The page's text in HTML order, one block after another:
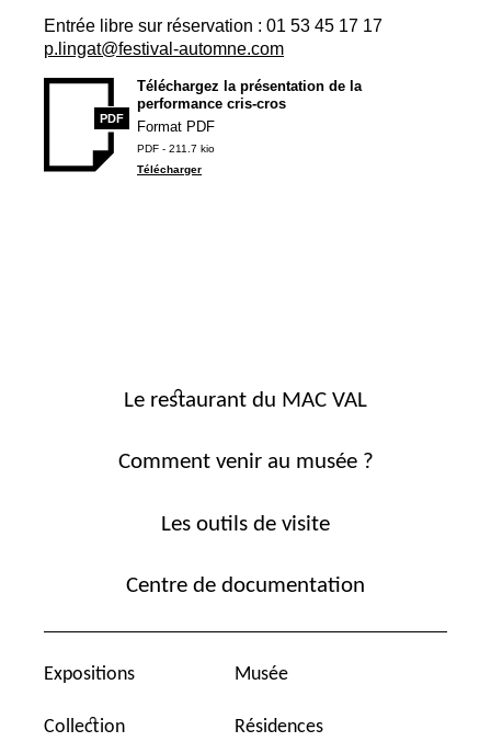
Entrée libre sur réservation : 01 53 45 17 17
p.lingat@festival-automne.com
PDF
Téléchargez la présentation de la
performance cris-cros
Format PDF
PDF - 211.7 kio
Télécharger
Le restaurant du MAC VAL
Comment venir au musée ?
Les outils de visite
Centre de documentation
Expositions
Collection
Musée
Résidences